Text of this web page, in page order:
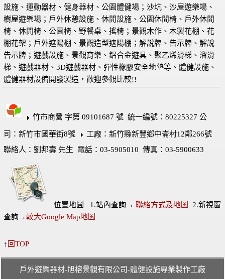
設施、運動器材、健身器材、公園體健場；沙坑、沙屋遊樂場、
樹屋遊樂場；戶外休憩設施、休閒設施、公園休閒椅、戶外休閒
椅、休閒椅、公園椅、野餐桌、搖椅；景觀木作、木製花棚、花
棚花架；戶外遮陽棚、景觀造型遮陽棚；解說牌、告示牌、解說
告示牌；遊戲設施、景觀育樂、鋁合金遊具、聚乙烯滑梯、溜滑
梯、遊戲器材、3D遊戲器材、彈性橡膠安全地墊等、體健設施、
體健器材設備開發製造，歡迎參觀比較!!
竹市商營 字第 09101687 號 統一編號：80225327 公
司：新竹市國華街8號
工廠：新竹縣新豐鄉中崙村12鄰266號
聯絡人：劉邦壽 先生 電話：03-5905010 傳真：03-5900633
位置地圖 1.站內查詢→聯絡方式及地圖
2.新視窗
查詢→較大Google Map地圖
↑ 回TOP
戶外遊樂器材-旭榕景觀有限公司-體健設施專業製作工廠